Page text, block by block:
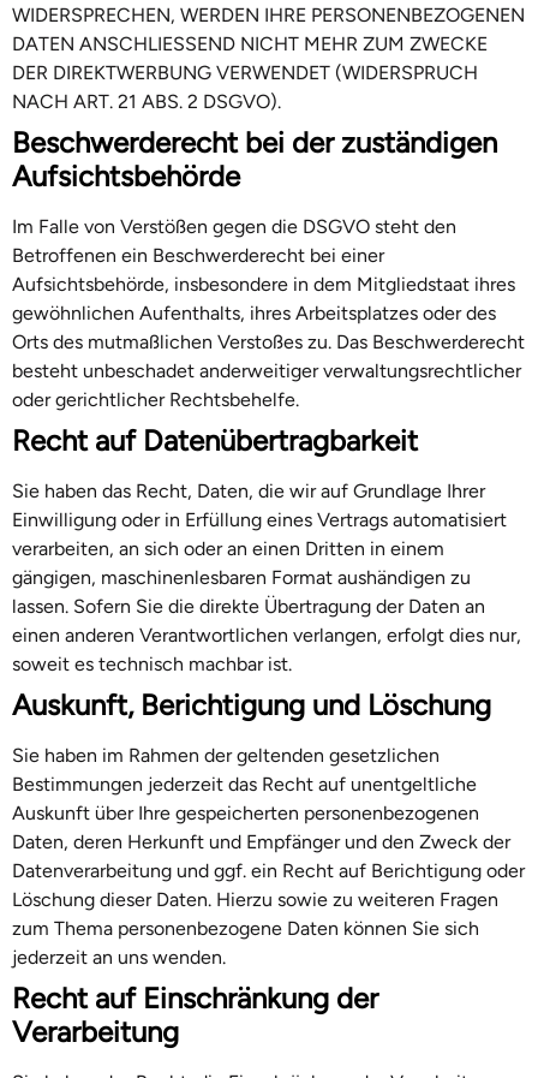
WIDERSPRECHEN, WERDEN IHRE PERSONENBEZOGENEN
DATEN ANSCHLIESSEND NICHT MEHR ZUM ZWECKE
DER DIREKTWERBUNG VERWENDET (WIDERSPRUCH
NACH ART. 21 ABS. 2 DSGVO).
Beschwerde­recht bei der zuständigen
Aufsichts­behörde
Im Falle von Verstößen gegen die DSGVO steht den
Betroffenen ein Beschwerderecht bei einer
Aufsichtsbehörde, insbesondere in dem Mitgliedstaat ihres
gewöhnlichen Aufenthalts, ihres Arbeitsplatzes oder des
Orts des mutmaßlichen Verstoßes zu. Das Beschwerderecht
besteht unbeschadet anderweitiger verwaltungsrechtlicher
oder gerichtlicher Rechtsbehelfe.
Recht auf Daten­übertrag­barkeit
Sie haben das Recht, Daten, die wir auf Grundlage Ihrer
Einwilligung oder in Erfüllung eines Vertrags automatisiert
verarbeiten, an sich oder an einen Dritten in einem
gängigen, maschinenlesbaren Format aushändigen zu
lassen. Sofern Sie die direkte Übertragung der Daten an
einen anderen Verantwortlichen verlangen, erfolgt dies nur,
soweit es technisch machbar ist.
Auskunft, Berichtigung und Löschung
Sie haben im Rahmen der geltenden gesetzlichen
Bestimmungen jederzeit das Recht auf unentgeltliche
Auskunft über Ihre gespeicherten personenbezogenen
Daten, deren Herkunft und Empfänger und den Zweck der
Datenverarbeitung und ggf. ein Recht auf Berichtigung oder
Löschung dieser Daten. Hierzu sowie zu weiteren Fragen
zum Thema personenbezogene Daten können Sie sich
jederzeit an uns wenden.
Recht auf Einschränkung der
Verarbeitung